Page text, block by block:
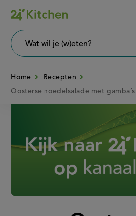
Overslaan
en
naar
wil
Home
Recepten
Oosterse noedelsalade met gamba’s